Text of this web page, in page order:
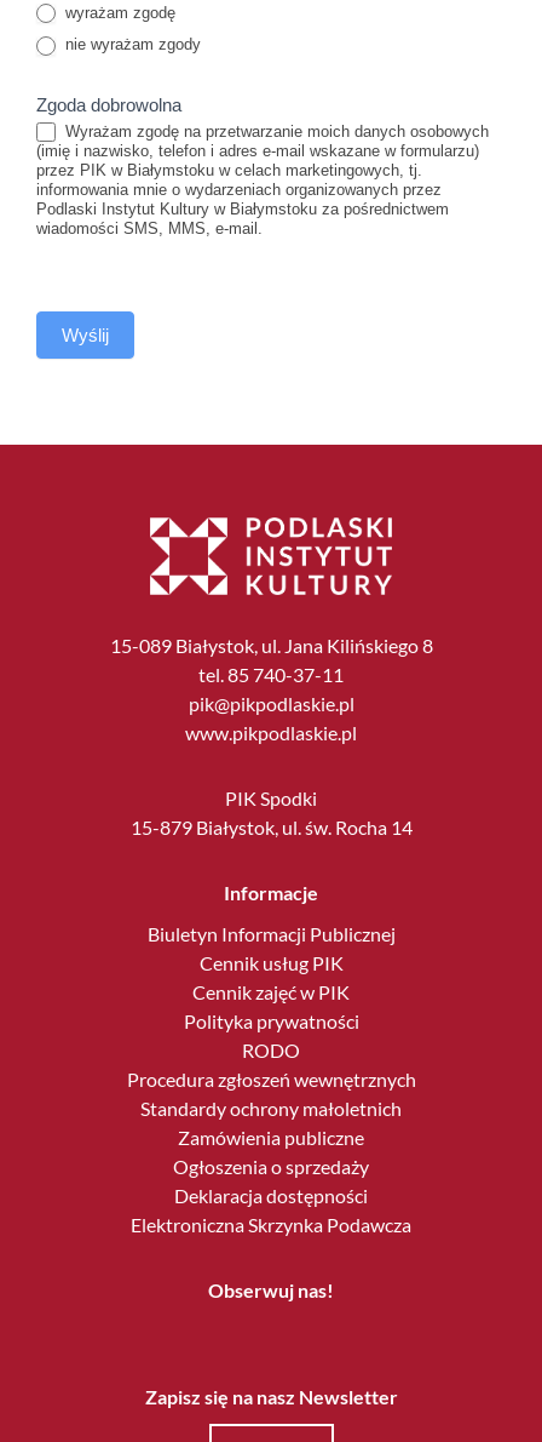
wyrażam zgodę
nie wyrażam zgody
Zgoda dobrowolna
Wyrażam zgodę na przetwarzanie moich danych osobowych
(imię i nazwisko, telefon i adres e-mail wskazane w formularzu)
przez PIK w Białymstoku w celach marketingowych, tj.
informowania mnie o wydarzeniach organizowanych przez
Podlaski Instytut Kultury w Białymstoku za pośrednictwem
wiadomości SMS, MMS, e-mail.
Wyślij
15-089 Białystok, ul. Jana Kilińskiego 8
tel. 85 740-37-11
pik@pikpodlaskie.pl
www.pikpodlaskie.pl
PIK Spodki
15-879 Białystok, ul. św. Rocha 14
Informacje
Biuletyn Informacji Publicznej
Cennik usług PIK
Cennik zajęć w PIK
Polityka prywatności
RODO
Procedura zgłoszeń wewnętrznych
Standardy ochrony małoletnich
Zamówienia publiczne
Ogłoszenia o sprzedaży
Deklaracja dostępności
Elektroniczna Skrzynka Podawcza
Obserwuj nas!
Zapisz się na nasz Newsletter